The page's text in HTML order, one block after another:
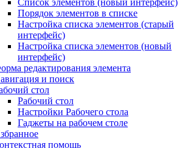
Список элементов (новый интерфейс)
Порядок элементов в списке
Настройка списка элементов (старый
интерфейс)
Настройка списка элементов (новый
интерфейс)
редактирования элемента
и поиск
стол
Рабочий стол
Настройки Рабочего стола
Гаджеты на рабочем столе
помощь